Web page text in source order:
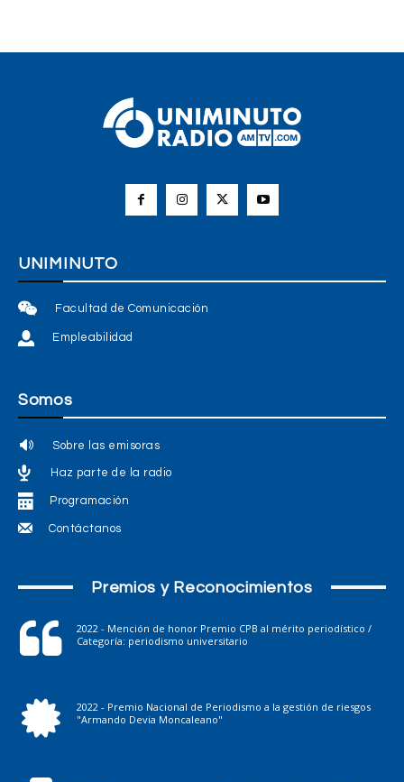
UNIMINUTO
Facultad de Comunicación
Empleabilidad
Somos
Sobre las emisoras
Haz parte de la radio
Programación
Contáctanos
Premios y Reconocimientos
2022 - Mención de honor Premio CPB al mérito periodístico /
Categoría: periodismo universitario
2022 - Premio Nacional de Periodismo a la gestión de riesgos
"Armando Devia Moncaleano"